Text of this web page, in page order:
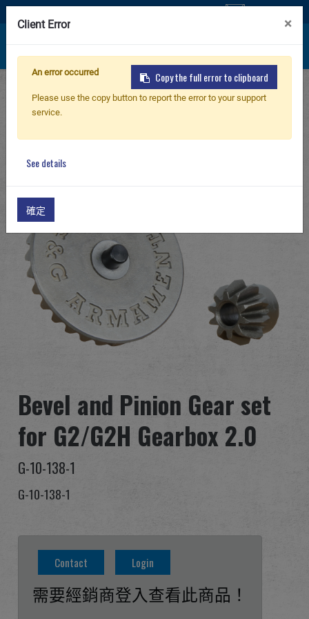
新產品
步槍
零件 & 配件
BB 彈
射擊訓練系列
全球經銷
關於怪怪
活動與報導
支援服務
繁體中文
Français 日本語
首頁 產品 零件 & 配件
G-10 Internal Parts
Bevel and Pinion Gear set for G2/G2H Gearbox
Bevel and Pinion Gear set
for G2/G2H Gearbox 2.0
G-10-138-1
G-10-138-1
Contact Login
需要經銷商登入查看此商品！
Client Error ×
Copy the full error to clipboard
An error occurred
Please use the copy button to report the error to your support
service.
See details
確定